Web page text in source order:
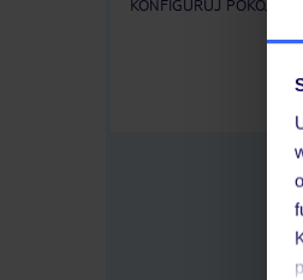
KONFIGURUJ POKÓJ